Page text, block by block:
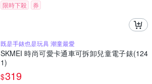
限時下殺 券
既是手錶也是玩具 潮童最愛
SKMEI 時尚可愛卡通車可拆卸兒童電子錶(124
1)
$319